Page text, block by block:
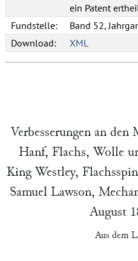
ein Patent
Fundstelle:
Band 52,
Download:
XML
Verbesserungen an
Hanf, Flachs, Wolle
King Westley,
Samuel Lawson,
August
Aus dem